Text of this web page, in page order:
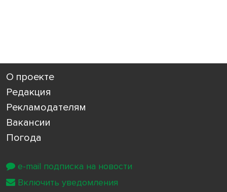
О проекте
Редакция
Рекламодателям
Вакансии
Погода
e-mail подписка на новости
Включить уведомления